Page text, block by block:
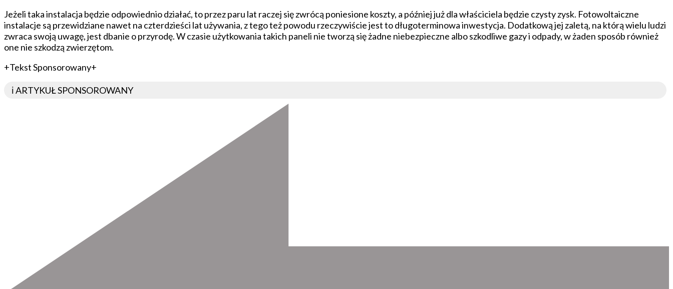
Jeżeli taka instalacja będzie odpowiednio działać, to przez paru lat raczej się zwrócą poniesione koszty, a później już dla właściciela będzie czysty zysk. Fotowoltaiczne
instalacje są przewidziane nawet na czterdzieści lat używania, z tego też powodu rzeczywiście jest to długoterminowa inwestycja. Dodatkową jej zaletą, na którą wielu ludzi
zwraca swoją uwagę, jest dbanie o przyrodę. W czasie użytkowania takich paneli nie tworzą się żadne niebezpieczne albo szkodliwe gazy i odpady, w żaden sposób również
one nie szkodzą zwierzętom.
+Tekst Sponsorowany+
ℹ️ ARTYKUŁ SPONSOROWANY